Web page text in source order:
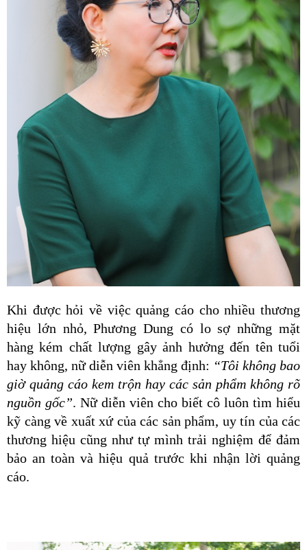
Khi được hỏi về việc quảng cáo cho nhiều thương
hiệu lớn nhỏ, Phương Dung có lo sợ những mặt
hàng kém chất lượng gây ảnh hưởng đến tên tuổi
hay không, nữ diễn viên khẳng định: “Tôi không bao
giờ quảng cáo kem trộn hay các sản phẩm không rõ
nguồn gốc”. Nữ diễn viên cho biết cô luôn tìm hiểu
kỹ càng về xuất xứ của các sản phẩm, uy tín của các
thương hiệu cũng như tự mình trải nghiệm để đảm
bảo an toàn và hiệu quả trước khi nhận lời quảng
cáo.